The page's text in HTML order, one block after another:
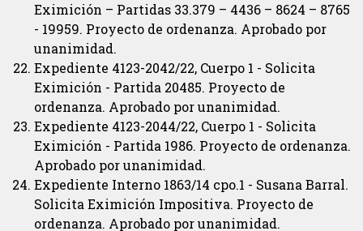
Eximición – Partidas 33.379 – 4436 – 8624 – 8765
- 19959. Proyecto de ordenanza. Aprobado por
unanimidad.
Expediente 4123-2042/22, Cuerpo 1 - Solicita
Eximición - Partida 20485. Proyecto de
ordenanza. Aprobado por unanimidad.
Expediente 4123-2044/22, Cuerpo 1 - Solicita
Eximición - Partida 1986. Proyecto de ordenanza.
Aprobado por unanimidad.
Expediente Interno 1863/14 cpo.1 - Susana Barral.
Solicita Eximición Impositiva. Proyecto de
ordenanza. Aprobado por unanimidad.